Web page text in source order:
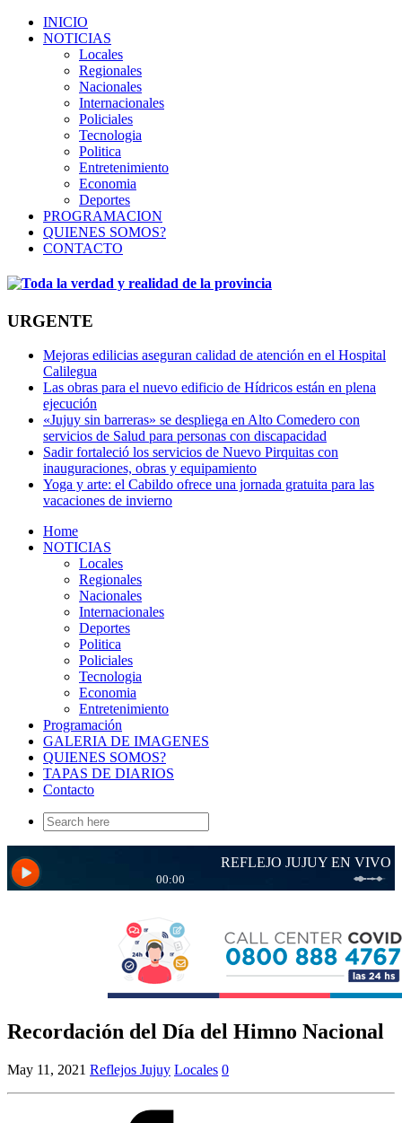
INICIO
NOTICIAS
Locales
Regionales
Nacionales
Internacionales
Policiales
Tecnologia
Politica
Entretenimiento
Economia
Deportes
PROGRAMACION
QUIENES SOMOS?
CONTACTO
URGENTE
Mejoras edilicias aseguran calidad de atención en el Hospital
Calilegua
Las obras para el nuevo edificio de Hídricos están en plena
ejecución
«Jujuy sin barreras» se despliega en Alto Comedero con
servicios de Salud para personas con discapacidad
Sadir fortaleció los servicios de Nuevo Pirquitas con
inauguraciones, obras y equipamiento
Yoga y arte: el Cabildo ofrece una jornada gratuita para las
vacaciones de invierno
Home
NOTICIAS
Locales
Regionales
Nacionales
Internacionales
Deportes
Politica
Policiales
Tecnologia
Economia
Entretenimiento
Programación
GALERIA DE IMAGENES
QUIENES SOMOS?
TAPAS DE DIARIOS
Contacto
Search
for:
Recordación del Día del Himno Nacional
May 11, 2021 Reflejos Jujuy Locales 0